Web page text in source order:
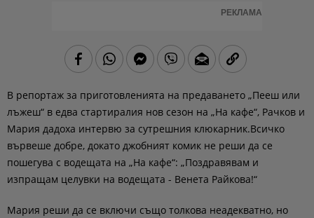
РЕКЛАМА
В репортаж за приготовленията на предаването „Пееш или
лъжеш“ в едва стартиралия нов сезон на „На кафе“, Рачков и
Мария дадоха интервю за сутрешния клюкарник.Всичко
вървеше добре, докато джобният комик не реши да се
пошегува с водещата на „На кафе“: „Поздравявам и
изпращам целувки на водещата - Венета Райкова!“
Мария реши да се включи също толкова неадекватно, но